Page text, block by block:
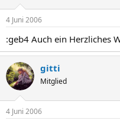
4 Juni 2006
:geb4 Auch ein Herzliches
gitti
Mitglied
4 Juni 2006